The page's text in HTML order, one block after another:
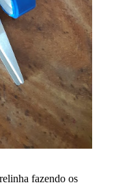
fazendo os